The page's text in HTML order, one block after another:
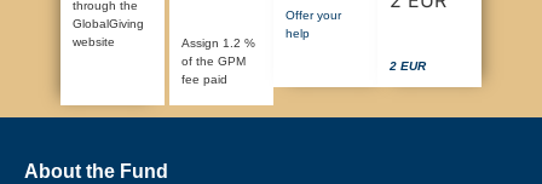
through the
GlobalGiving
website
Assign 1.2 %
of the GPM
fee paid
Offer your
help
2 EUR
About the Fund